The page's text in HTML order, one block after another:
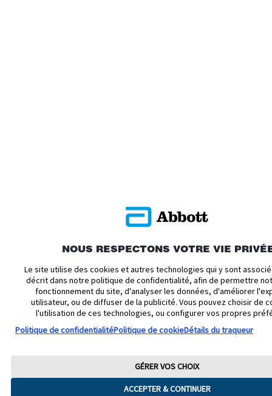
NOUS RESPECTONS VOTRE VIE
Le site utilise des cookies et autres technologies qui y sont
décrit dans notre politique de confidentialité, afin de permettre
fonctionnement du site, d'analyser les données, d'améliorer
utilisateur, ou de diffuser de la publicité. Vous pouvez choisir de
l'utilisation de ces technologies, ou configurer vos propres
Politique de confidentialitéPolitique de cookieDétails du traqueur
ACCEPTER & CONTINUER
GÉRER VOS CHOIX